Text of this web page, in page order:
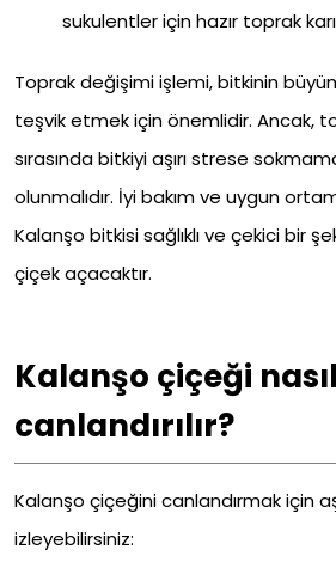
sukulentler için hazır toprak
Toprak değişimi işlemi, bitkinin
teşvik etmek için önemlidir. Ancak,
sırasında bitkiyi aşırı strese
olunmalıdır. İyi bakım ve uygun
Kalanşo bitkisi sağlıklı ve çekici bir
çiçek açacaktır.
Kalanşo çiçeği nasıl
canlandırılır?
Kalanşo çiçeğini canlandırmak için
izleyebilirsiniz: